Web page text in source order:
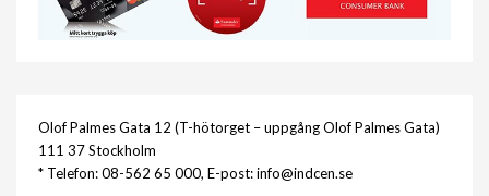
Olof Palmes Gata 12 (T-hötorget – uppgång Olof Palmes Gata)
111 37 Stockholm
* Telefon: 08-562 65 000, E-post: info@indcen.se